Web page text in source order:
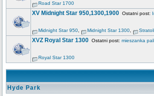
Road Star 1700
XV Midnight Star 950,1300,1900 Ostatni post:
Midnight Star 950 Midnight Star 1300
XVZ Royal Star 1300 Ostatni post: mieszanka
Royal Star 1300
Hyde Park